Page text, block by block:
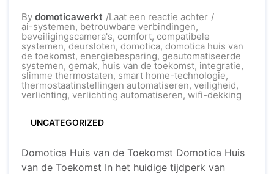
By domoticawerkt Laat een reactie achterop
Evolutie
van
het
Domotica
Huis
naar
de
Toekomst
ai-systemen, betrouwbare verbindingen,
beveiligingscamera's, comfort, compatibele
systemen, deursloten, domotica, domotica huis van
de toekomst, energiebesparing, geautomatiseerde
systemen, gemak, huis van de toekomst, integratie,
slimme thermostaten, smart home-technologie,
thermostaatinstellingen automatiseren, veiligheid,
verlichting, verlichting automatiseren, wifi-dekking
UNCATEGORIZED
Domotica Huis van de Toekomst Domotica Huis
van de Toekomst In het huidige tijdperk van